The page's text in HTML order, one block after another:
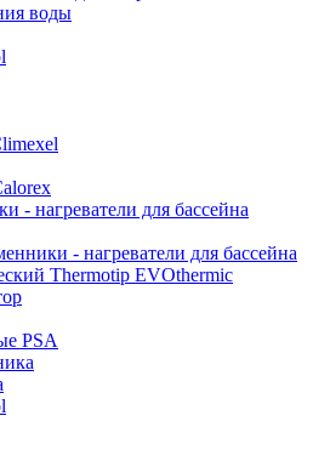
воды
- нагреватели для бассейна
- нагреватели для бассейна
Thermotip EVOthermic
PSA